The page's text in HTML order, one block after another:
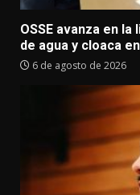
OSSE avanza en
de agua y cloaca
6 de agosto de 2026